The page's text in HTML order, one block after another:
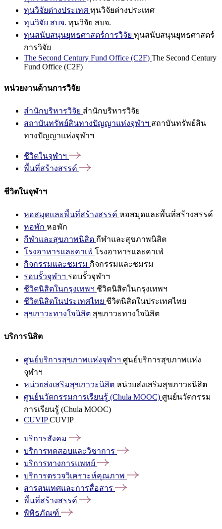
ทุนวิจัยต่างประเทศ ทุนวิจัยต่างประเทศ
ทุนวิจัย สบจ. ทุนวิจัย สบจ.
ทุนสนับสนุนยุทธศาสตร์การวิจัย ทุนสนับสนุนยุทธศาสตร์
การวิจัย
The Second Century Fund Office (C2F) The Second Century
Fund Office (C2F)
หน่วยงานด้านการวิจัย
สำนักบริหารวิจัย สำนักบริหารวิจัย
สถาบันทรัพย์สินทางปัญญาแห่งจุฬาฯ สถาบันทรัพย์สิน
ทางปัญญาแห่งจุฬาฯ
ชีวิตในจุฬาฯ
พื้นที่สร้างสรรค์
ชีวิตในจุฬาฯ
หอสมุดและพื้นที่สร้างสรรค์ หอสมุดและพื้นที่สร้างสรรค์
หอพัก หอพัก
กีฬาและสุขภาพนิสิต กีฬาและสุขภาพนิสิต
โรงอาหารและคาเฟ่ โรงอาหารและคาเฟ่
กิจกรรมและชมรม กิจกรรมและชมรม
รอบรั้วจุฬาฯ รอบรั้วจุฬาฯ
ชีวิตนิสิตในกรุงเทพฯ ชีวิตนิสิตในกรุงเทพฯ
ชีวิตนิสิตในประเทศไทย ชีวิตนิสิตในประเทศไทย
สุขภาวะทางใจนิสิต สุขภาวะทางใจนิสิต
บริการนิสิต
ศูนย์บริการสุขภาพแห่งจุฬาฯ ศูนย์บริการสุขภาพแห่ง
จุฬาฯ
หน่วยส่งเสริมสุขภาวะนิสิต หน่วยส่งเสริมสุขภาวะนิสิต
ศูนย์นวัตกรรมการเรียนรู้ (Chula MOOC) ศูนย์นวัตกรรม
การเรียนรู้ (Chula MOOC)
CUVIPCUVIP
บริการสังคม
บริการทดสอบและวิชาการ
บริการทางการแพทย์
บริการตรวจวิเคราะห์คุณภาพ
สารสนเทศและการสื่อสาร
พื้นที่สร้างสรรค์
พิพิธภัณฑ์